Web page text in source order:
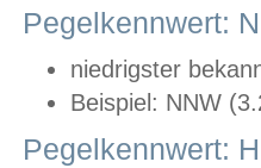
Pegelkennwert:
niedrigster
Beispiel: NNW
Pegelkennwert: